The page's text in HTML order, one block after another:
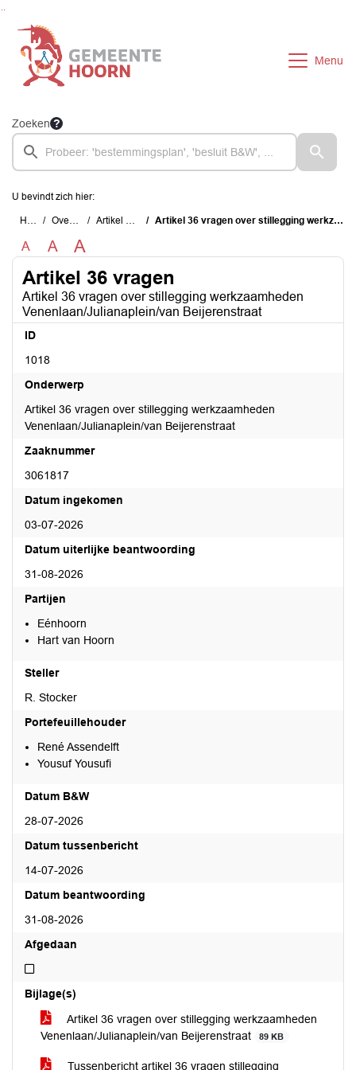
Menu
Zoeken
U bevindt zich hier:
Home Overzichten Artikel 36 vragen Artikel 36 vragen over stillegging werkzaamheden Venenlaan/Julianaplein/van Beijerenstraat
A A A
Artikel 36 vragen
Artikel 36 vragen over stillegging werkzaamheden
Venenlaan/Julianaplein/van Beijerenstraat
ID
1018
Onderwerp
Artikel 36 vragen over stillegging werkzaamheden
Venenlaan/Julianaplein/van Beijerenstraat
Zaaknummer
3061817
Datum ingekomen
03-07-2026
Datum uiterlijke beantwoording
31-08-2026
Partijen
Eénhoorn
Hart van Hoorn
Steller
R. Stocker
Portefeuillehouder
René Assendelft
Yousuf Yousufi
Datum B&W
28-07-2026
Datum tussenbericht
14-07-2026
Datum beantwoording
31-08-2026
Afgedaan
Niet afgedaan
Bijlage(s)
Artikel 36 vragen over stillegging werkzaamheden
Venenlaan/Julianaplein/van Beijerenstraat
89 KB
Tussenbericht artikel 36 vragen stillegging